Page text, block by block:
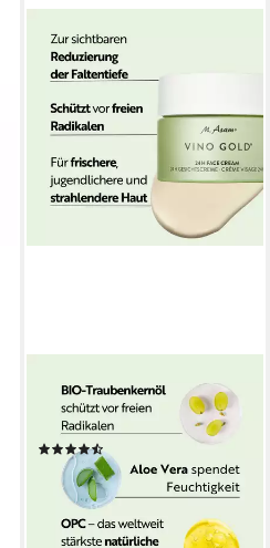
Tagescreme Vino Gold 24h
face cream 50 ml
ab 34,90 € UVP49,99 €
(698,00 €/ 1 l)
-30%
lieferbar - in 6-7 Werktagen bei dir